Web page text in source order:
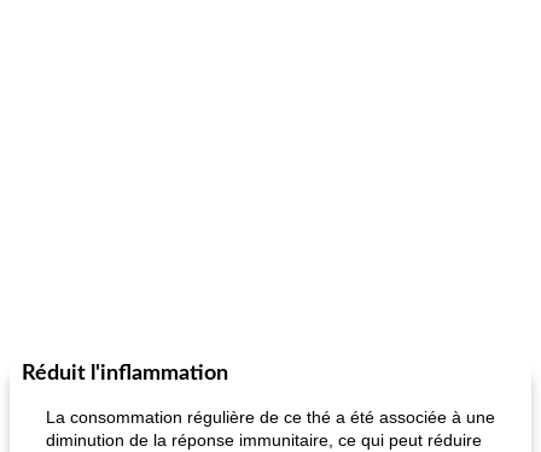
Réduit l'inflammation
La consommation régulière de ce thé a été associée à une
diminution de la réponse immunitaire, ce qui peut réduire